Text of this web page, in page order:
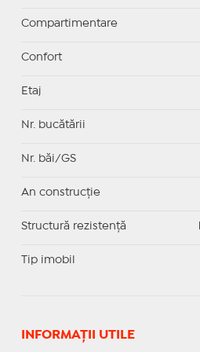
Compartimentare
Confort
Etaj
Nr. bucătării
Nr. băi/GS
An construcție
Structură rezistență
Tip imobil
INFORMAŢII UTILE